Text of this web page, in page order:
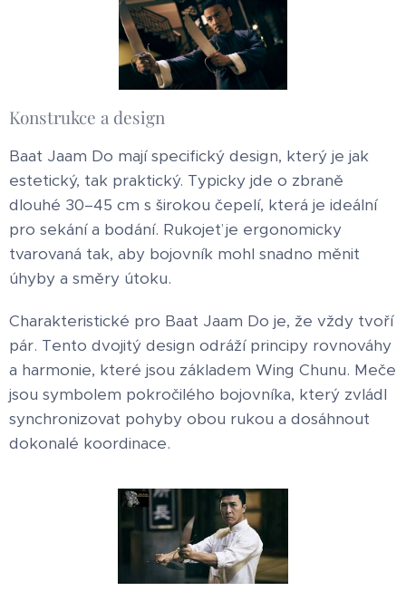
Konstrukce a design
Baat Jaam Do mají specifický design, který je jak
estetický, tak praktický. Typicky jde o zbraně
dlouhé 30–45 cm s širokou čepelí, která je ideální
pro sekání a bodání. Rukojeť je ergonomicky
tvarovaná tak, aby bojovník mohl snadno měnit
úhyby a směry útoku.
Charakteristické pro Baat Jaam Do je, že vždy tvoří
pár. Tento dvojitý design odráží principy rovnováhy
a harmonie, které jsou základem Wing Chunu. Meče
jsou symbolem pokročilého bojovníka, který zvládl
synchronizovat pohyby obou rukou a dosáhnout
dokonalé koordinace.